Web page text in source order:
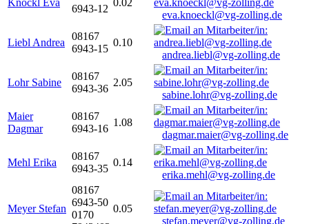
Knöckl Eva
6943-12
0.02
eva.knoeckl@vg-zolling.de
Liebl Andrea
08167
6943-15
0.10
andrea.liebl@vg-zolling.de
Lohr Sabine
08167
6943-36
2.05
sabine.lohr@vg-zolling.de
Maier
Dagmar
08167
6943-16
1.08
dagmar.maier@vg-zolling.de
Mehl Erika
08167
6943-35
0.14
erika.mehl@vg-zolling.de
Meyer Stefan
08167
6943-50
0170
0.05
stefan.meyer@vg-zolling.de